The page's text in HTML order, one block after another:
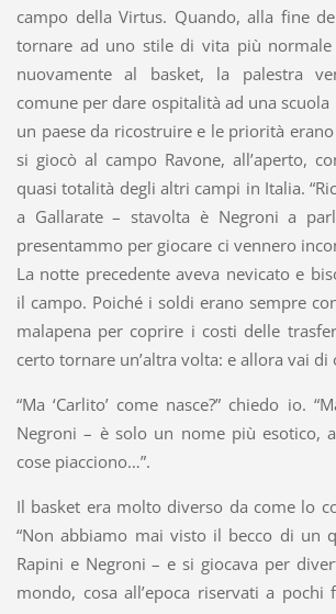
campo della Virtus. Quando, alla fine
tornare ad uno stile di vita più normale
nuovamente al basket, la palestra
comune per dare ospitalità ad una scuola
un paese da ricostruire e le priorità
si giocò al campo Ravone, all’aperto,
quasi totalità degli altri campi in Italia.
a Gallarate – stavolta è Negroni a
presentammo per giocare ci vennero
La notte precedente aveva nevicato e
il campo. Poiché i soldi erano sempre
malapena per coprire i costi delle
certo tornare un’altra volta: e allora vai
“Ma ‘Carlito’ come nasce?” chiedo io.
Negroni – è solo un nome più esotico,
cose piacciono…”.
Il basket era molto diverso da come lo
“Non abbiamo mai visto il becco di un
Rapini e Negroni – e si giocava per
mondo, cosa all’epoca riservati a pochi